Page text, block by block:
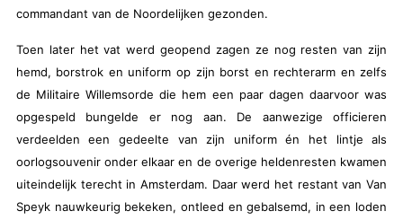
commandant van de Noordelijken gezonden.
Toen later het vat werd geopend zagen ze nog resten van zijn
hemd, borstrok en uniform op zijn borst en rechterarm en zelfs
de Militaire Willemsorde die hem een paar dagen daarvoor was
opgespeld bungelde er nog aan. De aanwezige officieren
verdeelden een gedeelte van zijn uniform én het lintje als
oorlogsouvenir onder elkaar en de overige heldenresten kwamen
uiteindelijk terecht in Amsterdam. Daar werd het restant van Van
Speyk nauwkeurig bekeken, ontleed en gebalsemd, in een loden